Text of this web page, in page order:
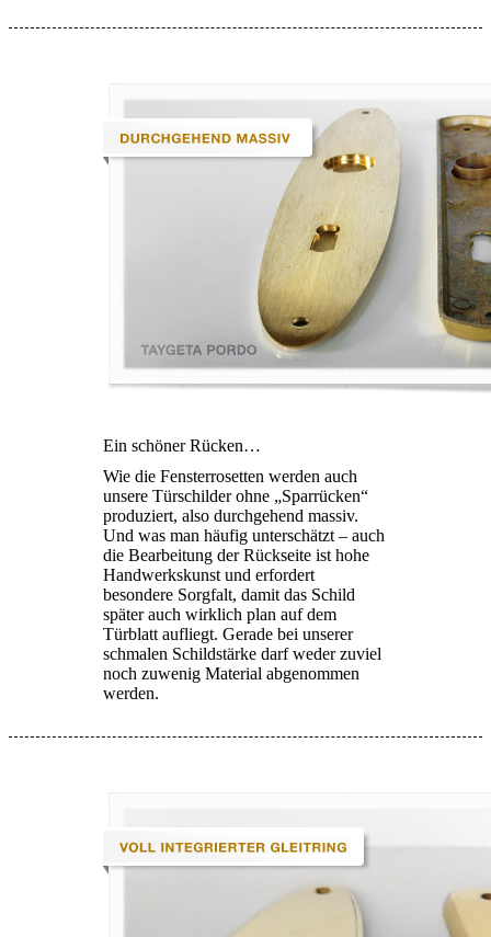
Ein schöner Rücken…
Wie die Fensterrosetten werden auch
unsere Türschilder ohne „Sparrücken“
produziert, also durchgehend massiv.
Und was man häufig unterschätzt – auch
die Bearbeitung der Rückseite ist hohe
Handwerkskunst und erfordert
besondere Sorgfalt, damit das Schild
später auch wirklich plan auf dem
Türblatt aufliegt. Gerade bei unserer
schmalen Schildstärke darf weder zuviel
noch zuwenig Material abgenommen
werden.